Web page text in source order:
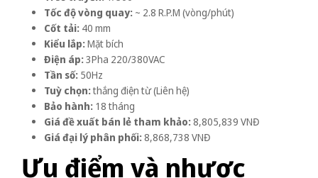
Tốc độ vòng quay: ~ 2.8 R.P.M (vòng/phút)
Cốt tải: 40 mm
Kiểu lắp:Mặt bích
Điện áp:3Pha 220/380VAC
Tần số: 50Hz
Tuỳ chọn:thắng điện từ (Liên hệ)
Bảo hành: 18 tháng
Giá đề xuất bán lẻ tham khảo:8,805,839 VNĐ
Giá đại lý phân phối:8,868,738 VNĐ
Ưu điểm và nhược